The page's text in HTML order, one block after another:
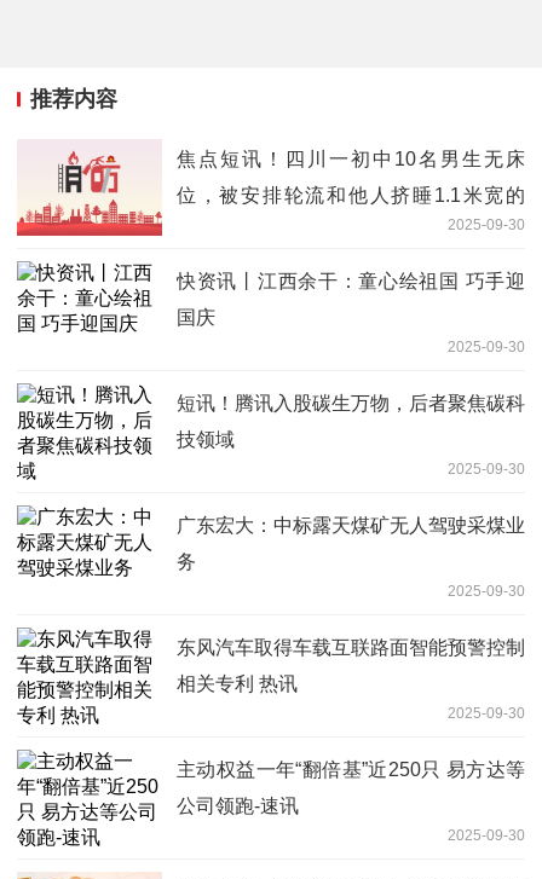
推荐内容
焦点短讯！四川一初中10名男生无床
位，被安排轮流和他人挤睡1.1米宽的
2025-09-30
快资讯丨江西余干：童心绘祖国 巧手迎
国庆
2025-09-30
短讯！腾讯入股碳生万物，后者聚焦碳科
技领域
2025-09-30
广东宏大：中标露天煤矿无人驾驶采煤业
务
2025-09-30
东风汽车取得车载互联路面智能预警控制
相关专利 热讯
2025-09-30
主动权益一年“翻倍基”近250只 易方达等
公司领跑-速讯
2025-09-30